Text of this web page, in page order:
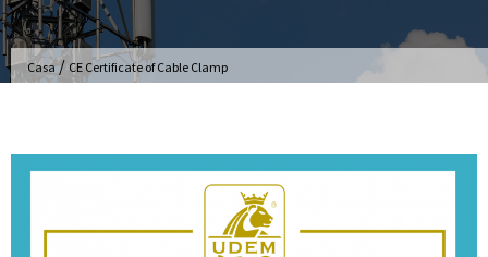
Casa/CE Certificate of Cable Clamp